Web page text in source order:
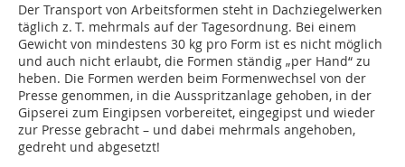
Der Transport von Arbeitsformen steht in Dachziegelwerken
täglich z. T. mehrmals auf der Tagesordnung. Bei einem
Gewicht von mindestens 30 kg pro Form ist es nicht möglich
und auch nicht erlaubt, die Formen ständig „per Hand“ zu
heben. Die Formen werden beim Formenwechsel von der
Presse genommen, in die Ausspritzanlage gehoben, in der
Gipserei zum Eingipsen vorbereitet, eingegipst und wieder
zur Presse gebracht – und dabei mehrmals angehoben,
gedreht und abgesetzt!